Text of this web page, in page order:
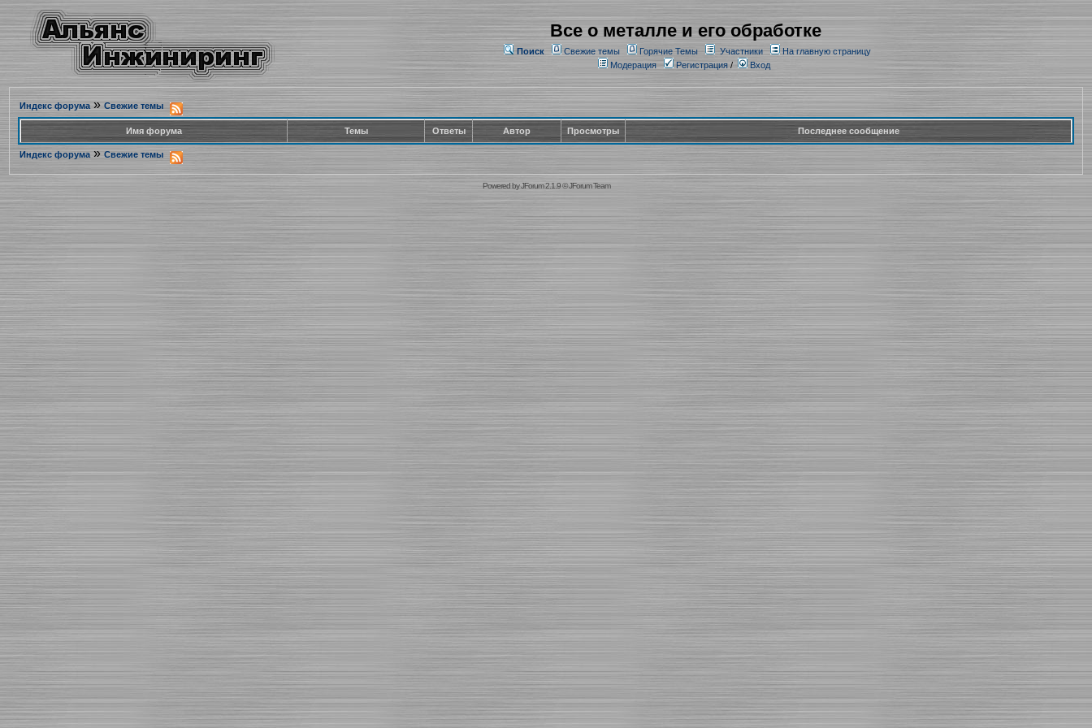
Все о металле и его обработке
Поиск Свежие темы Горячие Темы Участники
На главную страницу
Модерация
Регистрация/ Вход
Индекс форума» Свежие темы
Имя форума Темы Ответы Автор Просмотры Последнее сообщение
Индекс форума » Свежие темы
Powered byJForum 2.1.9©JForum Team